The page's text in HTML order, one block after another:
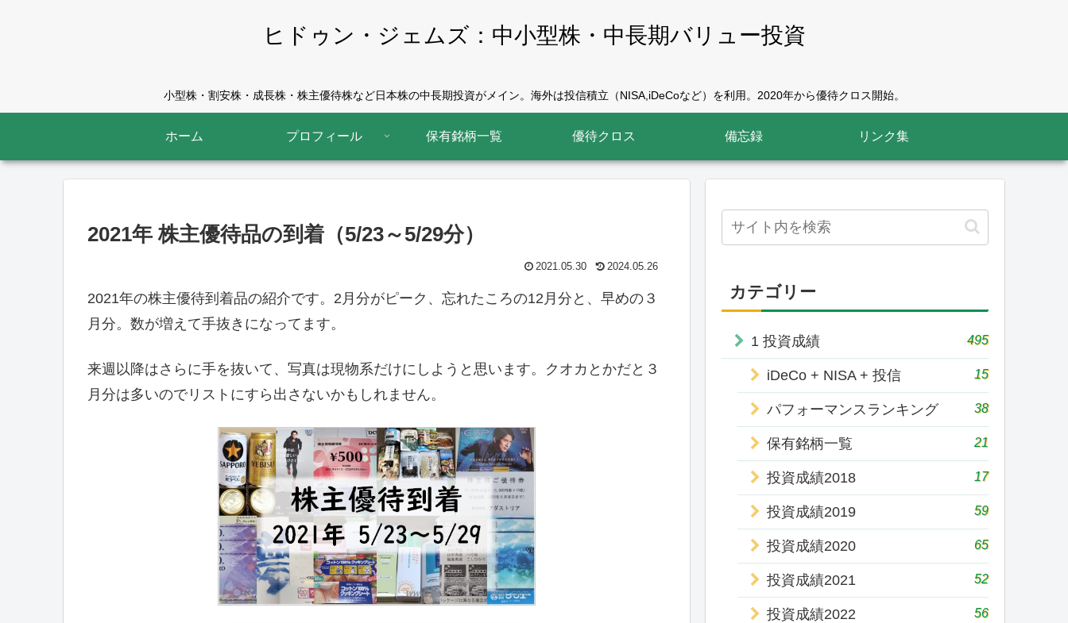
ヒドゥン・ジェムズ：中小型株・中長期バリュー投資
小型株・割安株・成長株・株主優待株など日本株の中長期投資がメイン。海外は投信積立（NISA,iDeCoなど）を利用。2020年から優待クロス開始。
ホーム プロフィール 保有銘柄一覧 優待クロス 備忘録 リンク集
2021年 株主優待品の到着（5/23～5/29分）
2021.05.30 2024.05.26
2021年の株主優待到着品の紹介です。2月分がピーク、忘れたころの12月分と、早めの３
月分。数が増えて手抜きになってます。
来週以降はさらに手を抜いて、写真は現物系だけにしようと思います。クオカとかだと３
月分は多いのでリストにすら出さないかもしれません。
カテゴリー
1 投資成績 495
iDeCo + NISA + 投信 15
パフォーマンスランキング 38
保有銘柄一覧 21
投資成績2018 17
投資成績2019 59
投資成績2020 65
投資成績2021 52
投資成績2022 56